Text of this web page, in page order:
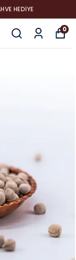
HEDIYE
0